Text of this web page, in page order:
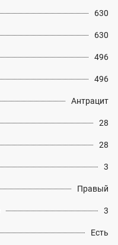
630
630
496
496
Антрацит
28
28
3
Правый
3
Есть